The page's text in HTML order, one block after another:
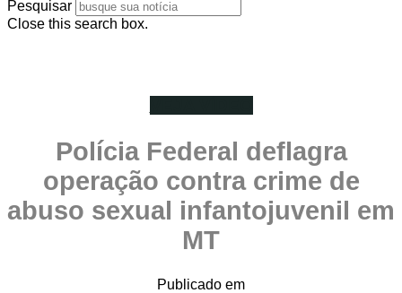
Pesquisar
Close this search box.
Polícia Federal deflagra
operação contra crime de
abuso sexual infantojuvenil em
MT
Publicado em